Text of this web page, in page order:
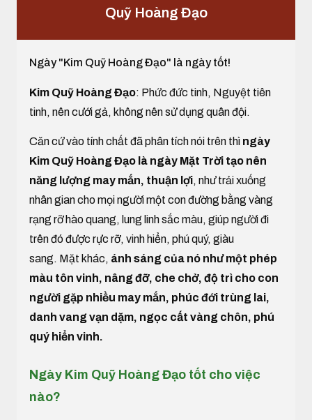
Quỹ Hoàng Đạo
Ngày "Kim Quỹ Hoàng Đạo" là ngày tốt!
Kim Quỹ Hoàng Đạo: Phức đức tinh, Nguyệt tiên
tinh, nên cưới gả, không nên sử dụng quân đội.
Căn cứ vào tính chất đã phân tích nói trên thì ngày
Kim Quỹ Hoàng Đạo là ngày Mặt Trời tạo nên
năng lượng may mắn, thuận lợi, như trải xuống
nhân gian cho mọi người một con đường bằng vàng
rạng rỡ hào quang, lung linh sắc màu, giúp người đi
trên đó được rực rỡ, vinh hiển, phú quý, giàu
sang. Mặt khác, ánh sáng của nó như một phép
màu tôn vinh, nâng đỡ, che chở, độ trì cho con
người gặp nhiều may mắn, phúc đới trùng lai,
danh vang vạn dặm, ngọc cất vàng chôn, phú
quý hiển vinh.
Ngày Kim Quỹ Hoàng Đạo tốt cho việc
nào?